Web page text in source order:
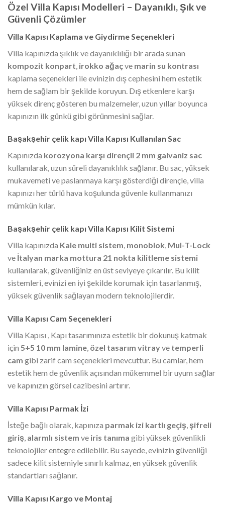
Özel Villa Kapısı Modelleri – Dayanıklı, Şık ve
Güvenli Çözümler
Villa Kapısı Kaplama ve Giydirme Seçenekleri
Villa kapınızda şıklık ve dayanıklılığı bir arada sunan
kompozit konpart irokko ağaçve marin su kontrası
kaplama seçenekleri ile evinizin dış cephesini hem estetik
hem de sağlam bir şekilde koruyun. Dış etkenlere karşı
yüksek direnç gösteren bu malzemeler, uzun yıllar boyunca
kapınızın ilk günkü gibi görünmesini sağlar.
Başakşehir çelik kapı Villa Kapısı Kullanılan Sac
Kapınızda korozyona karşı dirençli 2 mm galvaniz sac
kullanılarak, uzun süreli dayanıklılık sağlanır. Bu sac, yüksek
mukavemeti ve paslanmaya karşı gösterdiği dirençle, villa
kapınızı her türlü hava koşulunda güvenle kullanmanızı
mümkün kılar.
Başakşehir çelik kapı Villa Kapısı Kilit Sistemi
Villa kapınızda Kale multi sistem, monoblok, Mul-T-Lock
ve İtalyan marka mottura 21 nokta kilitleme sistemi
kullanılarak, güvenliğiniz en üst seviyeye çıkarılır. Bu kilit
sistemleri, evinizi en iyi şekilde korumak için tasarlanmış,
yüksek güvenlik sağlayan modern teknolojilerdir.
Villa Kapısı Cam Seçenekleri
Villa Kapısı , Kapı tasarımınıza estetik bir dokunuş katmak
için 5+5 10 mm lamine, özel tasarım vitrayve temperli
cam gibi zarif cam seçenekleri mevcuttur. Bu camlar, hem
estetik hem de güvenlik açısından mükemmel bir uyum sağlar
ve kapınızın görsel cazibesini artırır.
Villa Kapısı Parmak İzi
İsteğe bağlı olarak, kapınıza parmak izi kartlı geçiş şifreli
giriş alarmlı sistem ve iris tanıma gibi yüksek güvenlikli
teknolojiler entegre edilebilir. Bu sayede, evinizin güvenliği
sadece kilit sistemiyle sınırlı kalmaz, en yüksek güvenlik
standartları sağlanır.
Villa Kapısı Kargo ve Montaj